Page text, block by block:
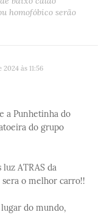
homofóbico serão
às 11:56
a Punhetinha do
do grupo
luz ATRAS da
o melhor carro!!
lugar do mundo,